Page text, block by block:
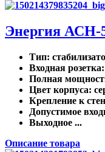
Энергия АСН-
Тип:
Входная розетка
Полная
Цвет корпуса:
Крепление к
Допустимое
Выходное ...
Описание товара